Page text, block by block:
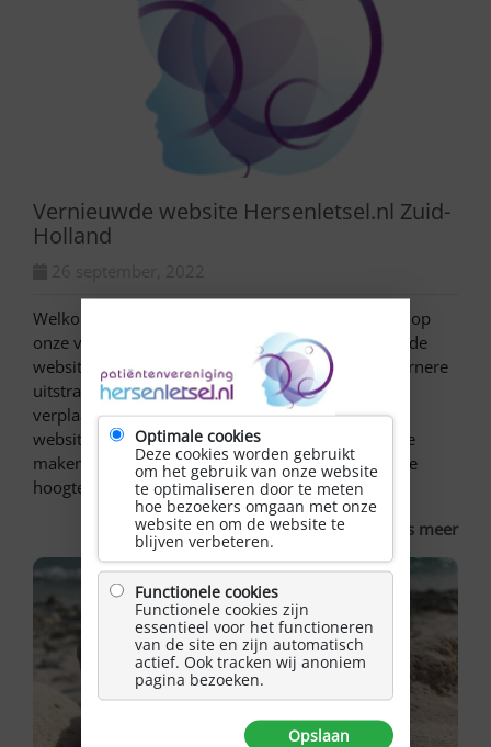
Vernieuwde website Hersenletsel.nl Zuid-
Holland
Welkom leden, professionals en belangstellenden op
onze vernieuwde website. Zoals u kunt zien heeft de
website een upgrade gehad. Een frissere en modernere
uitstraling. Een aantal rubrieken zijn veranderd,
verplaatst of verwijderd. Er is geprobeerd om de
website gebruiksvriendelijker en overzichtelijker te
maken . Wij hopen u binnen Zuid-Holland zo op de
hoogte te houden […]
Lees meer
Optimale cookies
Deze cookies worden gebruikt
om het gebruik van onze website
te optimaliseren door te meten
hoe bezoekers omgaan met onze
website en om de website te
blijven verbeteren.
Functionele cookies
Functionele cookies zijn
essentieel voor het functioneren
van de site en zijn automatisch
actief. Ook tracken wij anoniem
pagina bezoeken.
Opslaan